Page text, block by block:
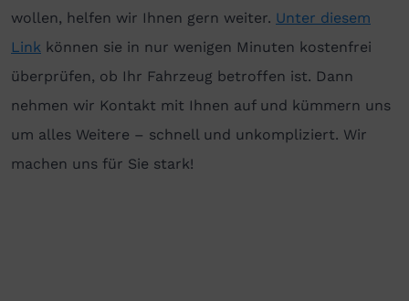
wollen, helfen wir Ihnen gern weiter. Unter diesem
Link können sie in nur wenigen Minuten kostenfrei
überprüfen, ob Ihr Fahrzeug betroffen ist. Dann
nehmen wir Kontakt mit Ihnen auf und kümmern uns
um alles Weitere – schnell und unkompliziert. Wir
machen uns für Sie stark!